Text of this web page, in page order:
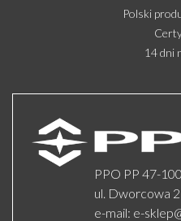
Polski
14 dni
PPO PP 47-
ul. Dworcowa
e-mail: e-